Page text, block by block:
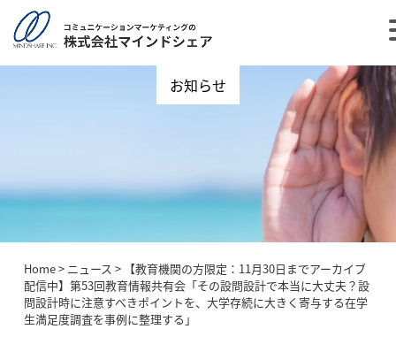
お知らせ
Home> ニュース > 【教育機関の方限定：11月30日までアーカイブ
配信中】第53回教育情報共有会「その設問設計で本当に大丈夫？設
問設計時に注意すべきポイントを、大学存続に大きく寄与する在学
生満足度調査を事例に整理する」